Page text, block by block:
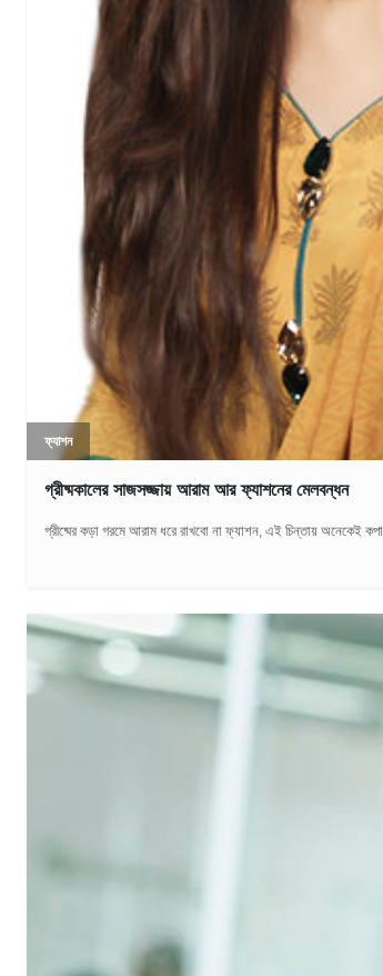
ফ্যাশন
গ্রীষ্মকালের সাজসজ্জায় আরাম আর ফ্যাশনের মেলবন্ধন
গ্রীষ্মের কড়া গরমে আরাম ধরে রাখবো না ফ্যাশন, এই চিন্তায় অনেকেই